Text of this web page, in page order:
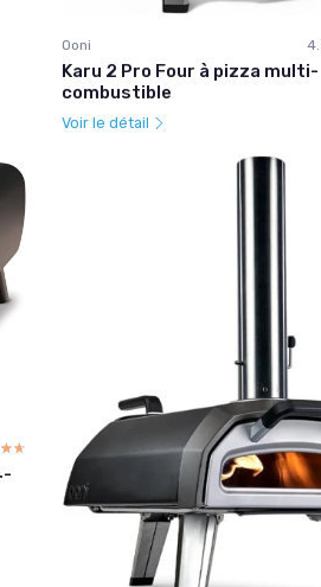
Ooni
Karu 2 Pro Four à pizza multi-
combustible
Voir le détail